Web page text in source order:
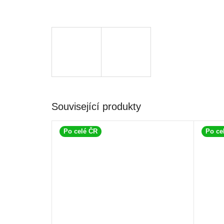
Související produkty
Po celé ČR Po